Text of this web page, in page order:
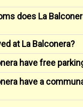
does La
at La Balconera?
have free
have a